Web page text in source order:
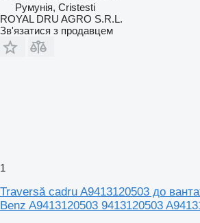
Румунія, Cristesti
ROYAL DRU AGRO S.R.L.
Зв'язатися з продавцем
1
Traversă cadru A9413120503 до
Benz A9413120503 9413120503